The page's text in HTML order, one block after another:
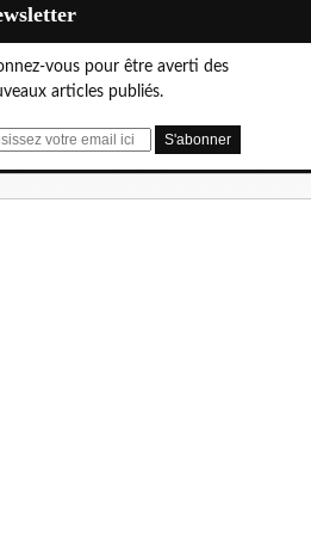
vous pour être averti des
articles publiés.